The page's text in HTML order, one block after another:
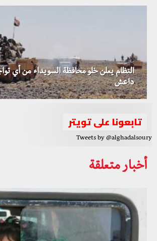
النظام يعلن خلو محافظة السويداء من أي
داعش
تابعونا على تويتر
Tweets by @alghadalsoury
أخبار متعلقة